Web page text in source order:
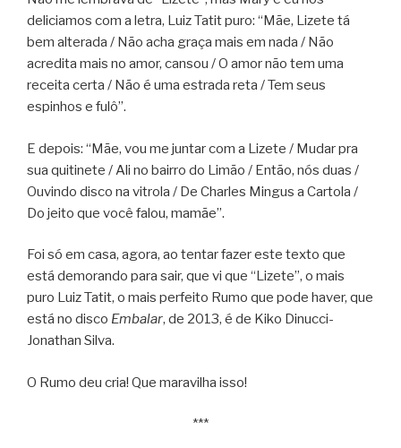
deliciamos com a letra, Luiz Tatit puro: “Mãe, Lizete tá
bem alterada / Não acha graça mais em nada / Não
acredita mais no amor, cansou / O amor não tem uma
receita certa / Não é uma estrada reta / Tem seus
espinhos e fulô”.
E depois: “Mãe, vou me juntar com a Lizete / Mudar pra
sua quitinete / Ali no bairro do Limão / Então, nós duas /
Ouvindo disco na vitrola / De Charles Mingus a Cartola /
Do jeito que você falou, mamãe”.
Foi só em casa, agora, ao tentar fazer este texto que
está demorando para sair, que vi que “Lizete”, o mais
puro Luiz Tatit, o mais perfeito Rumo que pode haver, que
está no disco Embalar, de 2013, é de Kiko Dinucci-
Jonathan Silva.
O Rumo deu cria! Que maravilha isso!
***